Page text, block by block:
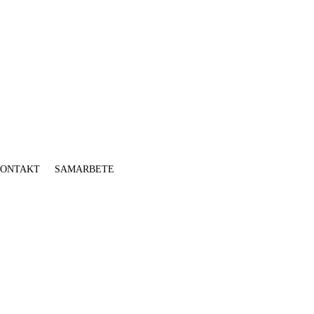
SAMARBETE